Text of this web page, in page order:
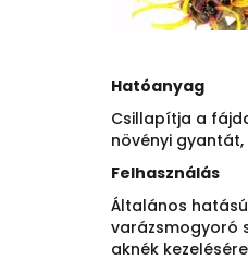
Hatóanyag
Csillapítja a
növényi
Felhasználás
Általános
varázsmogyoró
aknék